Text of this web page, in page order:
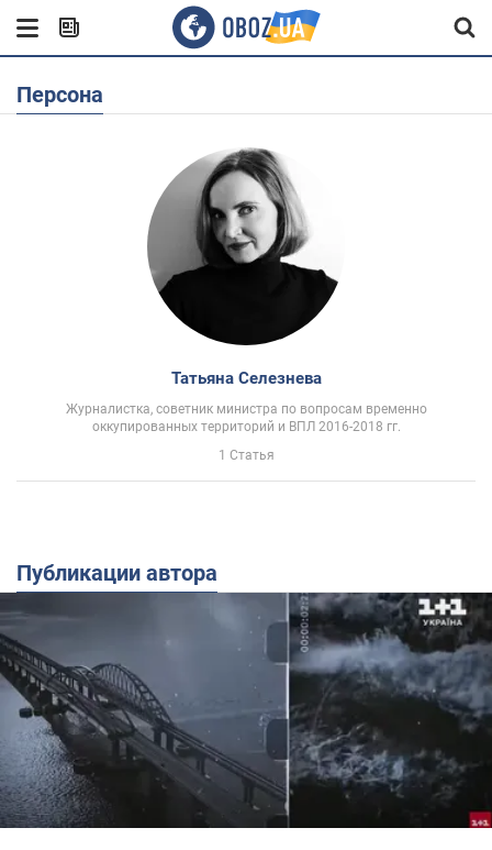
Персона
Татьяна Селезнева
Журналистка, советник министра по вопросам временно
оккупированных территорий и ВПЛ 2016-2018 гг.
1 Статья
Публикации автора